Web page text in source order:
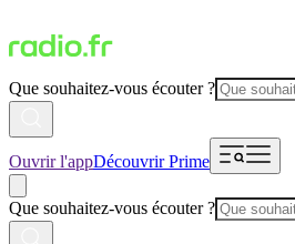
Que souhaitez-vous écouter ?
Ouvrir l'appDécouvrir Prime
Que souhaitez-vous écouter ?